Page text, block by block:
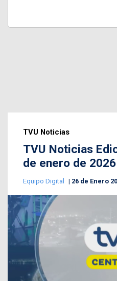
TVU Noticias
TVU Noticias
de enero de 2026
Equipo Digital 26 de Enero